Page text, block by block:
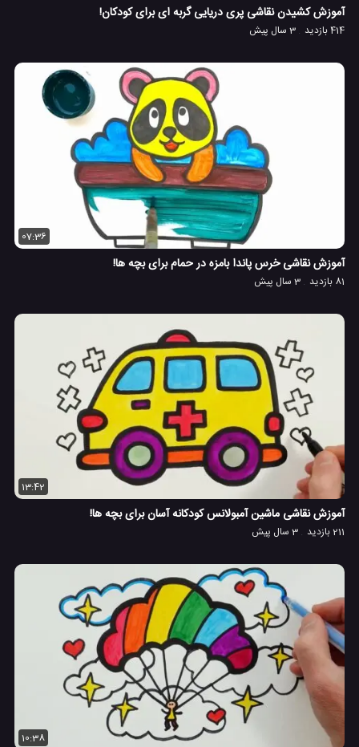
آموزش کشیدن نقاشی پری دریایی گربه ای برای کودکان!
414 بازدید 3 سال پیش
07:36
آموزش نقاشی خرس پاندا بامزه در حمام برای بچه ها!
81 بازدید 3 سال پیش
13:42
آموزش نقاشی ماشین آمبولانس کودکانه آسان برای بچه ها!
211 بازدید 3 سال پیش
10:38